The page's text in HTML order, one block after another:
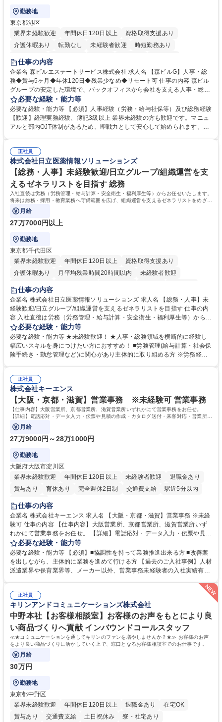
勤務地
東京都港区
業界未経験歓迎
年間休日120日以上
資格取得支援あり
介護休暇あり
転勤なし 未経験者歓迎
時短勤務あり
経験者歓迎
完全週休2日制
交通費支給 長期歓迎 駅近5分以内 土日祝休み
仕事の内容
企業名 森ビルエステートサービス株式会社 求人名 【森ビルG】人事・総
務◆賞与5ヶ月◆年休120日◆残業少なめ◆リモート可 仕事の内容 森ビル
グループの安定した環境で、バックオフィスから会社を支える人事・総務
をお任せします。 労務と総務の業務をバランスよく担当し、ゆくゆくは制
度改定などのコア業務にも挑戦できる、やりがいある環境です。 ■勤怠管
理、給与計算、社会保険手続き、年末調整等の労務管理全般 ■入退社手続
き、社内規定の改定や人事制度改定などのコア業務 ■社内イベントの企画
でも質問・相談できる環境が整っているため、安心して成長できます。 募
集職種 【森ビルG】人事・総務◆賞与5ヶ月◆年休120日◆残業少なめ◆
リモート可
必要な経験・能力等
必要な経験・能力等 【必須】人事経験（労務・給与社保等）及び総務経験
【歓迎】経理実務経験、簿記3級以上 業界未経験の方も歓迎です。マニュ
アルと部内OJT体制があるため、即戦力として安心して始められます。
務に挑戦できるため、自身の成長と組織への貢献度をダイレクトに実感で
きます。 残業少なめ、週1日リモート可など、ワークライフバランスを保
ち長期活躍できる環境です。 「これまでの幅広い経験を活かし、長期的な
キャリアを築きたい」という前向きな意欲と挑戦を全力で応援します。 学
歴・資格 学歴：大学院 大学 高専 短大 専修学校 高校 語学力： 資格：日商
簿記検定1級 日商簿記検定2級 日商簿記検定3級
正社員
株式会社日立医薬情報ソリューションズ
【総務・人事】未経験歓迎/日立グループ/組織運営を支
えるゼネラリストを目指す 総務
入社直後は労務（労務管理・給与計算・安全衛生・福利厚生等）からお任せいたします。
将来は総務・採用・教育業務へ守備範囲を広げ、組織運営を支えるゼネラリストをめざせ
ます。
月給
27万7000円以上
勤務地
東京都千代田区
業界未経験歓迎
年間休日120日以上
資格取得支援あり
介護休暇あり
月平均残業時間20時間以内
未経験者歓迎
住宅手当あり
育休あり
完全週休2日制 交通費支給 土日祝休み 寮・社宅あり
仕事の内容
企業名 株式会社日立医薬情報ソリューションズ 求人名 【総務・人事】未
経験歓迎/日立グループ/組織運営を支えるゼネラリストを目指す 仕事の内
容 入社直後は労務（労務管理・給与計算・安全衛生・福利厚生等）からお
任せいたします。将来は総務・採用・教育業務へ守備範囲を広げ、組織運
営を支えるゼネラリストをめざせます。 ・初期業務：労働時間管理、給与
計算、社会保険対応、福利厚生管理、安全衛生、健康経営推進等をお任せ
します。ご経験に応じて、休職者管理など、幅広く経験を積んでいただき
幅広く経験を積みたい意欲がある方に最適な環境です。 募集職種 【総
務・人事】未経験歓迎/日立グループ/組織運営を支えるゼネラリストを目
指す
必要な経験・能力等
必要な経験・能力等 ★未経験歓迎！ ★人事・総務領域を横断的に経験し
幅広いスキルを身につけたい方におすすめ！ ■労務管理(給与計算・社会保
険手続き・勤怠管理など)に関心があり主体的に取り組める方 ※労務経験
のご経験 ■労務管理（給与計算・社会保険手続き・勤怠管理など）の経験
■衛生管理者の資格をお持ちの方 学歴・資格 学歴：大学院 大学 高専 短大
専修学校 高校 語学力： 資格：
正社員
株式会社キーエンス
【大阪・京都・滋賀】営業事務 ※未経験可 営業事務
【仕事内容】大阪営業所、京都営業所、滋賀営業所いずれかにて営業事務をお任せ。
【詳細】電話応対・データ入力・伝票や見積の作成・カタログ送付・来客対応・営業所内
で発生する事務業務や業務改善をお任せ。
月給
27万9000円～28万1000円
勤務地
大阪府大阪市淀川区
業界未経験歓迎
年間休日120日以上 未経験者歓迎
退職金あり
賞与あり
育休あり 完全週休2日制 交通費支給
駅近5分以内
土日祝休み
仕事の内容
企業名 株式会社キーエンス 求人名 【大阪・京都・滋賀】営業事務 ※未経
験可 仕事の内容 【仕事内容】大阪営業所、京都営業所、滋賀営業所いず
れかにて営業事務をお任せ。 【詳細】電話応対・データ入力・伝票や見積
の作成・カタログ送付・来客対応・営業所内で発生する事務業務や業務改
善をお任せ。 【教育制度】ご入社後、育成担当とペアになりながらOJTに
て業務を覚えていただくことが可能です。業務システムがきちんと構築さ
れているため、スムーズに仕事に慣れることができる環境です。また、
常に改善を目指す風土のため、安心して業務に取り組んでいただけます。
募集職種 【大阪・京都・滋賀】営業事務 ※未経験可
必要な経験・能力等
必要な経験・能力等 【必須】■協調性を持って業務推進出来る方 ■改善案
を出しながら、主体的に業務を進めて行ける方 【過去のご入社事例】人材
派遣業界や保育業界等、メーカー以外、営業事務未経験者の入社実績有
により、キーエンスの付加価値向上に貢献します。ベースの定型業務に加
えて、お客様や社員の状況に合わせ、能動的なサポート、改善の動きも期
待され。組織を支えるスペシャリストとして、チームに貢献し、結果的に
社員から頼られる存在になることができます。平均19:30の退勤以降の業
務の持ち帰りも禁止されており、メリハリのある働き方となります。 学
歴・資格 学歴：大学院 大学 高専 短大 語学力： 資格：
正社員
キリンアンドコミュニケーションズ株式会社
中野本社【お客様相談室】お客様のお声をもとにより良
い商品づくりへ貢献 インバウンドコールスタッフ
≪★コミュニケーションを通してキリンのファンを増やしませんか？★≫ お客様のお声
をより良い商品づくりに活かしていく上で、窓口となるお客様相談室でのお仕事です。
月給
30万円
勤務地
東京都中野区
業界未経験歓迎
年間休日120日以上 退職金あり
在宅OK
賞与あり
交通費支給 土日祝休み 寮・社宅あり